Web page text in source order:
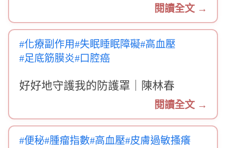
閱讀全文 →
#化療副作用#失眠睡眠障礙#高血壓
#足底筋膜炎#口腔癌
好好地守護我的防護罩｜陳林春
閱讀全文 →
#便秘#腫瘤指數#高血壓#皮膚過敏搔癢